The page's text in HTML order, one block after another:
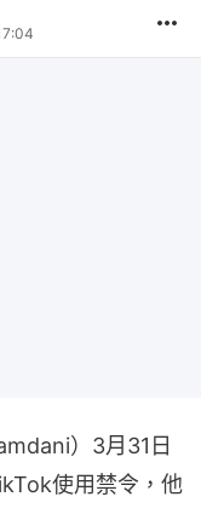
）3月31日
使用禁令，他